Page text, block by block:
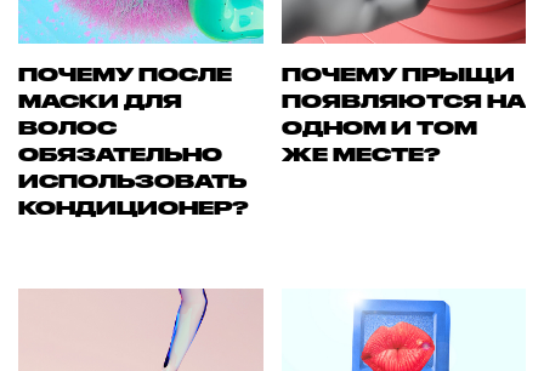
ПОЧЕМУ ПОСЛЕ
МАСКИ ДЛЯ
ВОЛОС
ОБЯЗАТЕЛЬНО
ИСПОЛЬЗОВАТЬ
КОНДИЦИОНЕР?
ПОЧЕМУ ПРЫЩИ
ПОЯВЛЯЮТСЯ НА
ОДНОМ И ТОМ
ЖЕ МЕСТЕ?